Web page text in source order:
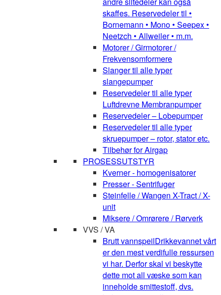
skaffes. Reservedeler til •
Bornemann • Mono • Seepex •
Neetzch • Allweiler • m.m.
Motorer / Girmotorer /
Frekvensomformere
Slanger til alle typer
slangepumper
Reservedeler til alle typer
Luftdrevne Membranpumper
Reservedeler – Lobepumper
Reservedeler til alle typer
skruepumper – rotor, stator etc.
Tilbehør for Airgap
PROSESSUTSTYR
Kverner - homogenisatorer
Presser - Sentrifuger
Steinfelle / Wangen X-Tract / X-
unit
Miksere / Omrørere / Rørverk
VVS / VA
Brutt vannspeilDrikkevannet vårt
er den mest verdifulle ressursen
vi har. Derfor skal vi beskytte
dette mot all væske som kan
inneholde smittestoff, dvs.